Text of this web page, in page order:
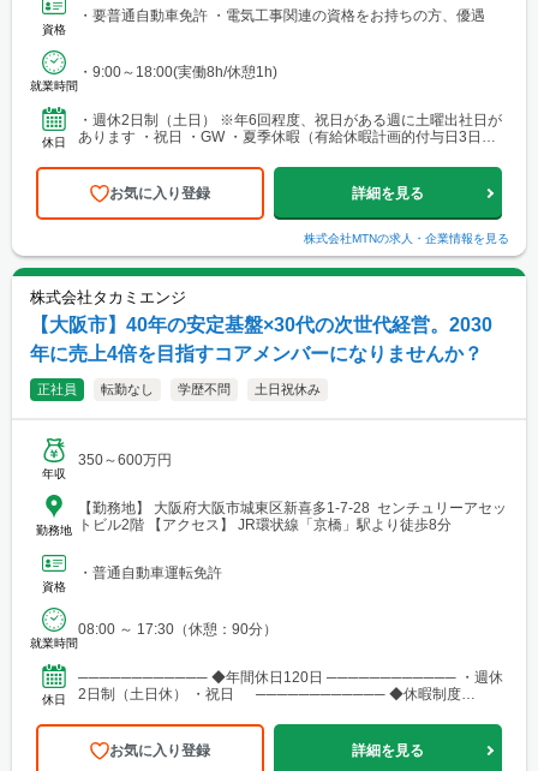
資格
・要普通自動車免許 ・電気工事関連の資格をお持ちの方、優遇
就業時間
・9:00～18:00(実働8h/休憩1h)
休日
・週休2日制（土日） ※年6回程度、祝日がある週に土曜出社日が
あります ・祝日 ・GW ・夏季休暇（有給休暇計画的付与日3日
お気に入り登録 詳細を見る
株式会社MTNの求人・企業情報を見る
株式会社タカミエンジ
【大阪市】40年の安定基盤×30代の次世代経営。2030
年に売上4倍を目指すコアメンバーになりませんか？
正社員 転勤なし 学歴不問 土日祝休み
年収
350～600万円
勤務地
【勤務地】 大阪府大阪市城東区新喜多1-7-28 センチュリーアセッ
トビル2階 【アクセス】 JR環状線「京橋」駅より徒歩8分
資格
・普通自動車運転免許
就業時間
08:00 ～ 17:30（休憩：90分）
休日
──────────── ◆年間休日120日 ──────────── ・週休
2日制（土日休） ・祝日 ──────────── ◆休暇制度
お気に入り登録 詳細を見る